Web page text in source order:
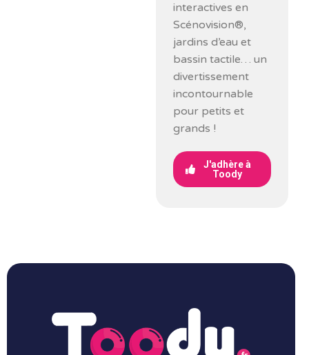
interactives en
Scénovision®,
jardins d’eau et
bassin tactile… un
divertissement
incontournable
pour petits et
grands !
J'adhère à
Toody